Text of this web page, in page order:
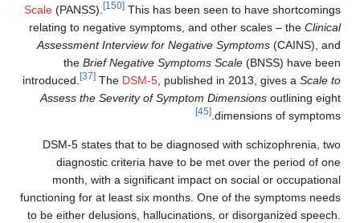
Scale(PANSS).
This has been seen to have
relating to negative symptoms, and other
Assessment Interview for Negative Symptoms
theBrief Negative Symptoms Scale
introduced.
TheDSM-5, published in 2013,
Assess the Severity of Symptom Dimensions
DSM-5 states that to be diagnosed with
diagnostic criteria have to be met over
month, with a significant impact on social
functioning for at least six months. One of the
to be either delusions, hallucinations, or